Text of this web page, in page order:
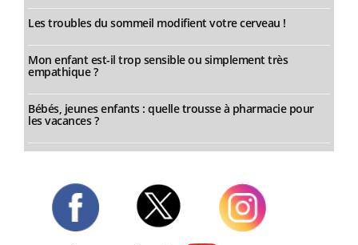
Les troubles du sommeil modifient votre cerveau !
Mon enfant est-il trop sensible ou simplement très
empathique ?
Bébés, jeunes enfants : quelle trousse à pharmacie pour
les vacances ?